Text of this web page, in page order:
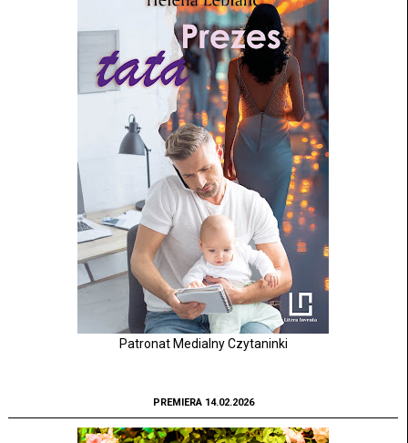
Patronat Medialny Czytaninki
PREMIERA 14.02.2026